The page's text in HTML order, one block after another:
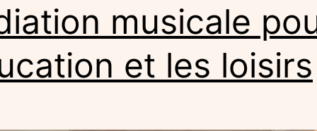
musicale
et les loisirs